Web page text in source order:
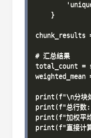
    }
chunk_results
# 汇总结果
total_count =
print(f"\n分块
print(f"总行
print(f"加权平
print(f"直接计